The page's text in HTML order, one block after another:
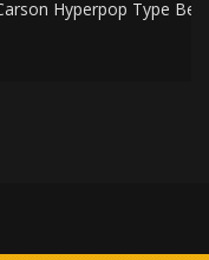
Hyperpop Type